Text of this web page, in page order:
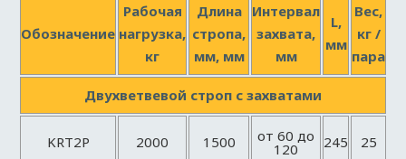
Обозначение
Рабочая
нагрузка,
кг
Длина
стропа,
мм, мм
Интервал
захвата,
мм
L,
мм
Вес,
кг /
пара
Двухветвевой строп с захватами
KRT2P 2000 1500 от 60 до
120 245 25